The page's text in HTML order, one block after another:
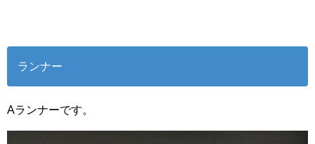
ランナー
Aランナーです。